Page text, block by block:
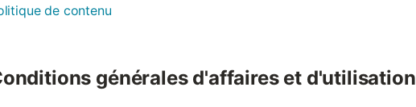
de contenu
générales d'affaires et d'utilisation